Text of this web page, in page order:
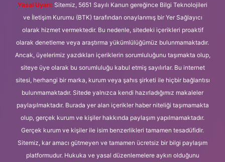
Yasal Uyarı: Sitemiz, 5651 Sayılı Kanun gereğince Bilgi Teknolojileri
ve İletişim Kurumu (BTK) tarafından onaylanmış bir Yer Sağlayıcı
olarak hizmet vermektedir. Bu nedenle, sitedeki içerikleri proaktif
olarak denetleme veya araştırma yükümlülüğümüz bulunmamaktadır.
Ancak, üyelerimiz yazdıkları içeriklerin sorumluluğunu taşımakta olup,
siteye üye olarak bu sorumluluğu kabul etmiş sayılırlar. Bu internet
sitesi, herhangi bir marka, kurum veya şahıs şirketi ile hiçbir bağlantısı
bulunmamaktadır. Sitede yalnızca kendi hazırladığımız makaleler
paylaşılmaktadır. Burada yer alan içerikler haber niteliği taşımamakta
olup, gerçek kurum ve kişiler hakkında paylaşım yapılmamaktadır.
Gerçek kurum ve kişiler ile isim benzerlikleri tamamen tesadüfidir.
Sitemiz, kar amacı gütmeyen ve tamamen ücretsiz bir bilgi paylaşım
platformudur. Hukuka ve yasal düzenlemelere aykırı olduğunu